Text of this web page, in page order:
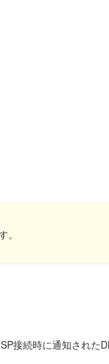
接続時に通知された